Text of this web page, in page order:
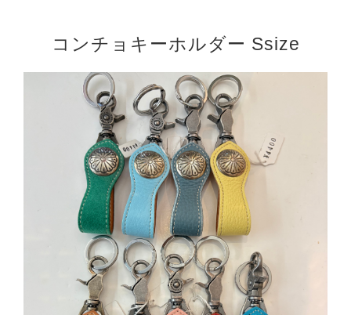
コンチョキーホルダー Ssize